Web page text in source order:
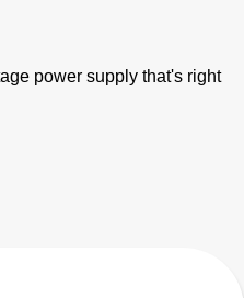
power supply that's right